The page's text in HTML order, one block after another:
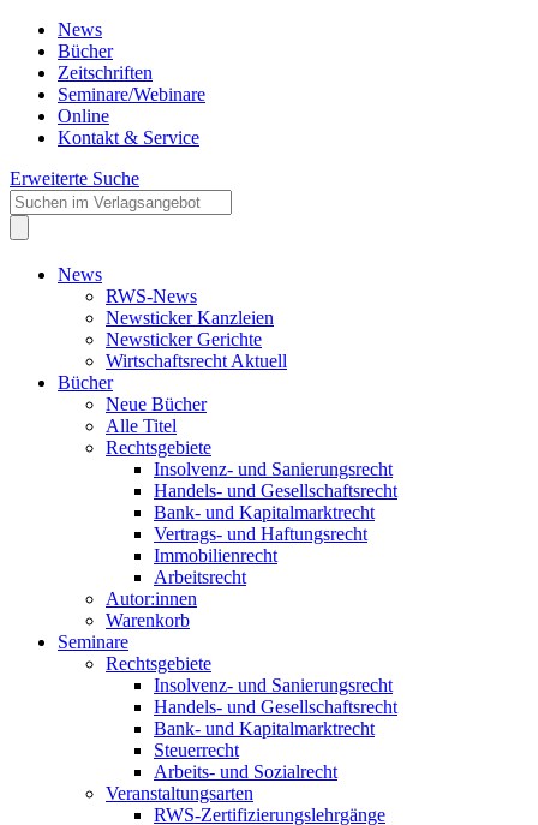
News
Bücher
Zeitschriften
Seminare/Webinare
Online
Kontakt & Service
Erweiterte Suche
News
RWS-News
Newsticker Kanzleien
Newsticker Gerichte
Wirtschaftsrecht Aktuell
Bücher
Neue Bücher
Alle Titel
Rechtsgebiete
Insolvenz- und Sanierungsrecht
Handels- und Gesellschaftsrecht
Bank- und Kapitalmarktrecht
Vertrags- und Haftungsrecht
Immobilienrecht
Arbeitsrecht
Autor:innen
Warenkorb
Seminare
Rechtsgebiete
Insolvenz- und Sanierungsrecht
Handels- und Gesellschaftsrecht
Bank- und Kapitalmarktrecht
Steuerrecht
Arbeits- und Sozialrecht
Veranstaltungsarten
RWS-Zertifizierungslehrgänge